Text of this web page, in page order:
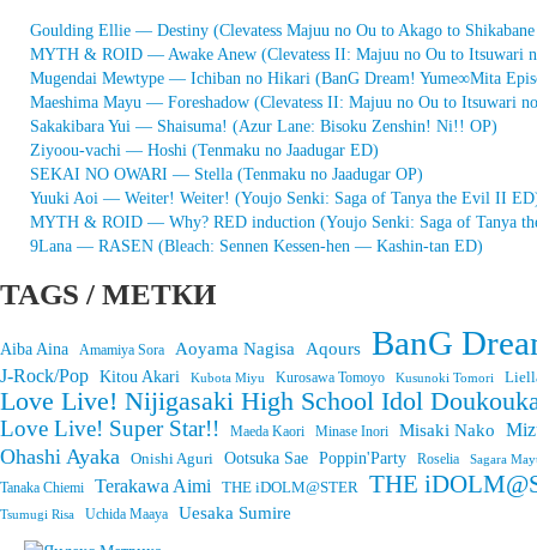
Goulding Ellie — Destiny (Clevatess Majuu no Ou to Akago to Shikabane
MYTH & ROID — Awake Anew (Clevatess II: Majuu no Ou to Itsuwari
Mugendai Mewtype — Ichiban no Hikari (BanG Dream! Yume∞Mita
Maeshima Mayu — Foreshadow (Clevatess II: Majuu no Ou to Itsuwari no
Sakakibara Yui — Shaisuma! (Azur Lane: Bisoku Zenshin! Ni!! OP)
Ziyoou-vachi — Hoshi (Tenmaku no Jaadugar ED)
SEKAI NO OWARI — Stella (Tenmaku no Jaadugar OP)
Yuuki Aoi — Weiter! Weiter! (Youjo Senki: Saga of Tanya the Evil II
MYTH & ROID — Why? RED induction (Youjo Senki: Saga of Tanya
9Lana — RASEN (Bleach: Sennen Kessen-hen — Kashin-tan ED)
TAGS / МЕТКИ
Aiba Aina Amamiya Sora Aoyama Nagisa Aqours BanG
J-Rock/Pop Kitou Akari Kubota Miyu Kurosawa Tomoyo Kusunoki Tomori
Love Live! Nijigasaki High School Idol
Love Live! Super Star!! Maeda Kaori Minase Inori Misaki Nako
Ohashi Ayaka Onishi Aguri Ootsuka Sae Poppin'Party Roselia Sagara
Tanaka Chiemi Terakawa Aimi THE iDOLM@STER THE
Tsumugi Risa Uchida Maaya Uesaka Sumire